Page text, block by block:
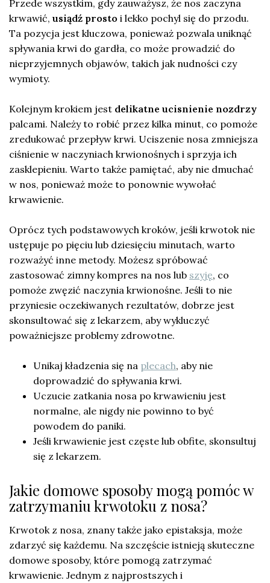
Przede wszystkim, gdy zauważysz, że nos zaczyna
krwawić, usiądź prosto i lekko pochyl się do przodu.
Ta pozycja jest kluczowa, ponieważ pozwala uniknąć
spływania krwi do gardła, co może prowadzić do
nieprzyjemnych objawów, takich jak nudności czy
wymioty.
Kolejnym krokiem jest delikatne ucisnienie nozdrzy
palcami. Należy to robić przez kilka minut, co pomoże
zredukować przepływ krwi. Uciszenie nosa zmniejsza
ciśnienie w naczyniach krwionośnych i sprzyja ich
zasklepieniu. Warto także pamiętać, aby nie dmuchać
w nos, ponieważ może to ponownie wywołać
krwawienie.
Oprócz tych podstawowych kroków, jeśli krwotok nie
ustępuje po pięciu lub dziesięciu minutach, warto
rozważyć inne metody. Możesz spróbować
zastosować zimny kompres na nos lub szyję, co
pomoże zwęzić naczynia krwionośne. Jeśli to nie
przyniesie oczekiwanych rezultatów, dobrze jest
skonsultować się z lekarzem, aby wykluczyć
poważniejsze problemy zdrowotne.
Unikaj kładzenia się na plecach, aby nie
doprowadzić do spływania krwi.
Uczucie zatkania nosa po krwawieniu jest
normalne, ale nigdy nie powinno to być
powodem do paniki.
Jeśli krwawienie jest częste lub obfite, skonsultuj
się z lekarzem.
Jakie domowe sposoby mogą pomóc w
zatrzymaniu krwotoku z nosa?
Krwotok z nosa, znany także jako epistaksja, może
zdarzyć się każdemu. Na szczęście istnieją skuteczne
domowe sposoby, które pomogą zatrzymać
krwawienie. Jednym z najprostszych i